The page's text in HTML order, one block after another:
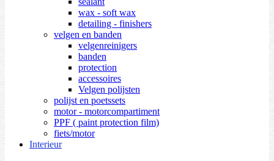
wax - soft wax
detailing - finishers
velgen en banden
velgenreinigers
banden
protection
accessoires
Velgen polijsten
polijst en poetssets
motor - motorcompartiment
PPF ( paint protection film)
fiets/motor
Interieur